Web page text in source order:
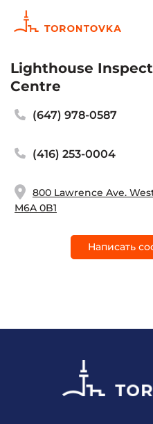
Lighthouse
Centre
(647) 978-0587
(416) 253-0004
800 Lawrence Ave.
M6A 0B1
Написать